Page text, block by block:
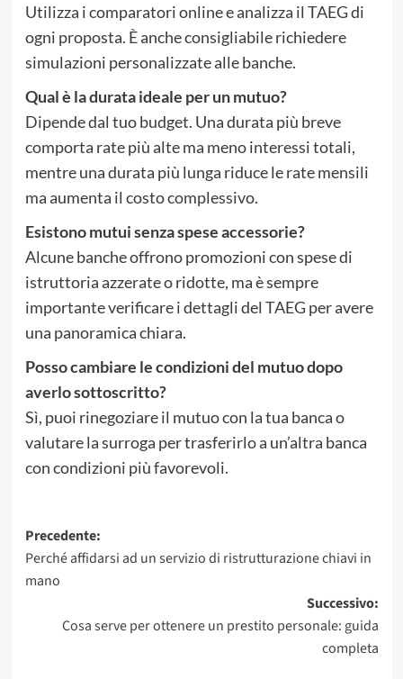
Utilizza i comparatori online e analizza il TAEG di
ogni proposta. È anche consigliabile richiedere
simulazioni personalizzate alle banche.
Qual è la durata ideale per un mutuo?
Dipende dal tuo budget. Una durata più breve
comporta rate più alte ma meno interessi totali,
mentre una durata più lunga riduce le rate mensili
ma aumenta il costo complessivo.
Esistono mutui senza spese accessorie?
Alcune banche offrono promozioni con spese di
istruttoria azzerate o ridotte, ma è sempre
importante verificare i dettagli del TAEG per avere
una panoramica chiara.
Posso cambiare le condizioni del mutuo dopo
averlo sottoscritto?
Sì, puoi rinegoziare il mutuo con la tua banca o
valutare la surroga per trasferirlo a un’altra banca
con condizioni più favorevoli.
Navigazione
articolo
Precedente:
Perché affidarsi ad un servizio di ristrutturazione chiavi in
mano
Successivo:
Cosa serve per ottenere un prestito personale: guida
completa